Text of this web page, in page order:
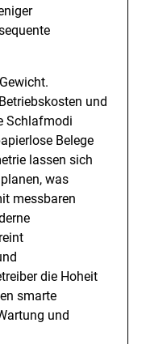
und
Schlafmodi
Belege
lassen sich
was
messbaren
die Hoheit
smarte
und